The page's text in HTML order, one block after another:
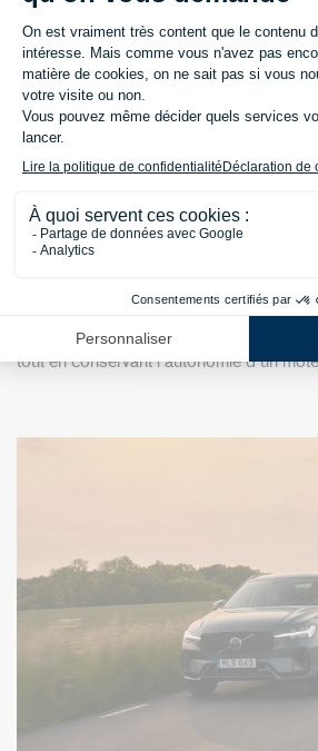
Une version 2026
moderne que
élégante et technologique: design
amélioré, interface utilisateur intuitive et
divertissement plus réactif.
Volvo Cars. En version hybride
rouler presque la moitié du temps en
tout en conservant l’autonomie d’un